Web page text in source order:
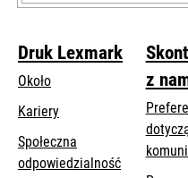
Druk Lexmark
Około
Kariery
Społeczna
odpowiedzialność
z